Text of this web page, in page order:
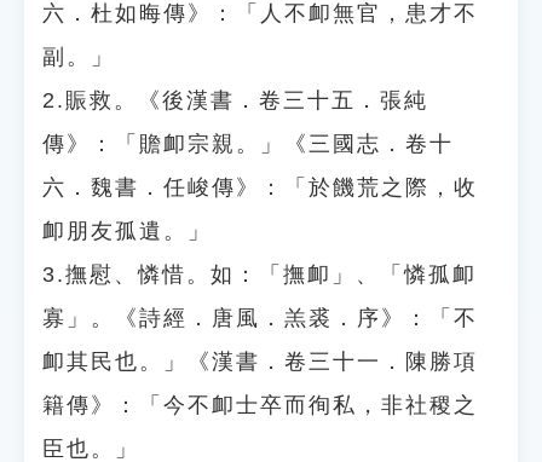
六．杜如晦傳》：「人不卹無官，患才不
副。」
2.賑救。《後漢書．卷三十五．張純
傳》：「贍卹宗親。」《三國志．卷十
六．魏書．任峻傳》：「於饑荒之際，收
卹朋友孤遺。」
3.撫慰、憐惜。如：「撫卹」、「憐孤卹
寡」。《詩經．唐風．羔裘．序》：「不
卹其民也。」《漢書．卷三十一．陳勝項
籍傳》：「今不卹士卒而徇私，非社稷之
臣也。」